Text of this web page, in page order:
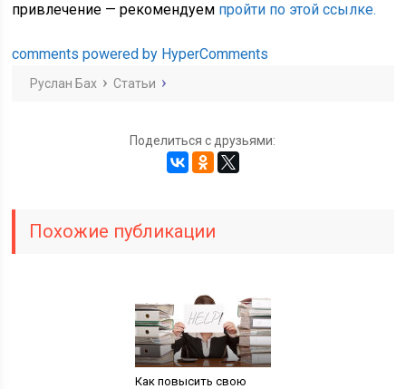
привлечение — рекомендуем пройти по этой ссылке.
comments powered by HyperComments
Руслан Бах Статьи
Поделиться с друзьями:
Похожие публикации
Как повысить свою